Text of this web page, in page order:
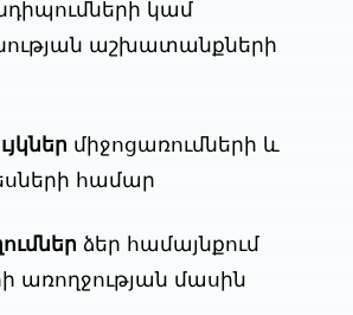
կամ
աշխատանքների
միջոցառումների և
համար
ձեր համայնքում
առողջության մասին